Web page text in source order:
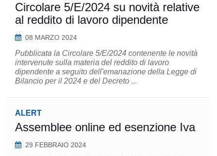
Circolare 5/E/2024 su novità relative
al reddito di lavoro dipendente
08 MARZO 2024
Pubblicata la Circolare 5/E/2024 contenente le novità
intervenute sulla materia del reddito di lavoro
dipendente a seguito dell'emanazione della Legge di
Bilancio per il 2024 e del Decreto ...
ALERT
Assemblee online ed esenzione Iva
29 FEBBRAIO 2024